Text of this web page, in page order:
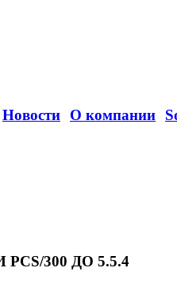
Новости О компании
300 ДО 5.5.4